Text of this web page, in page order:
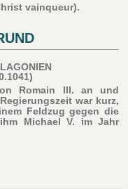
vainqueur).
Romain III. an und
war kurz,
Feldzug gegen die
Michael V. im Jahr